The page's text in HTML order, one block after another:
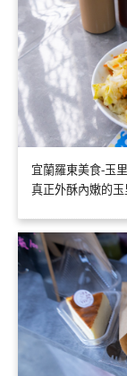
宜蘭羅東美食-玉
真正外酥內嫩的